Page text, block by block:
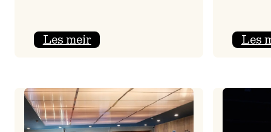
Les meir:
–
3.
joledag
Les